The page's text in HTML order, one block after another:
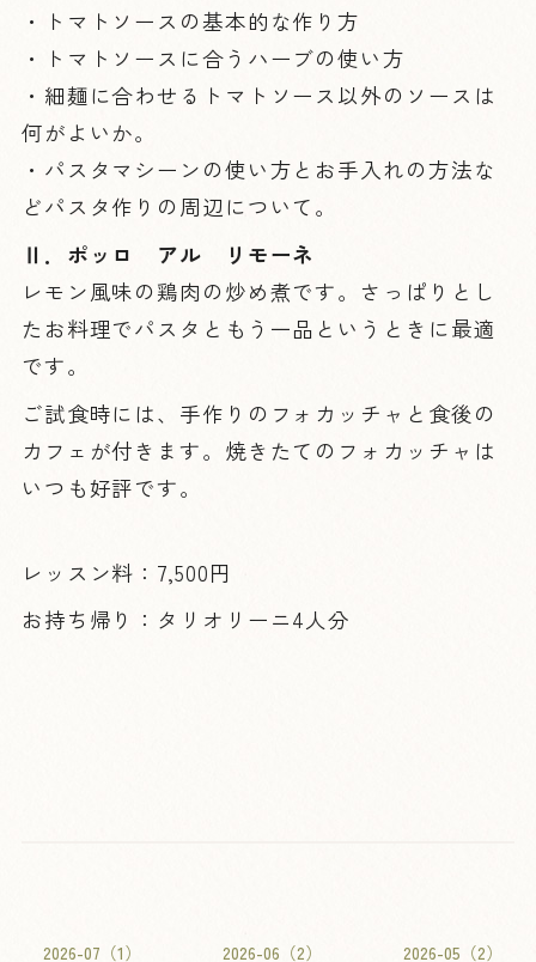
・トマトソースの基本的な作り方
・トマトソースに合うハーブの使い方
・細麺に合わせるトマトソース以外のソースは
何がよいか。
・パスタマシーンの使い方とお手入れの方法な
どパスタ作りの周辺について。
Ⅱ．ポッロ アル リモーネ
レモン風味の鶏肉の炒め煮です。さっぱりとし
たお料理でパスタともう一品というときに最適
です。
ご試食時には、手作りのフォカッチャと食後の
カフェが付きます。焼きたてのフォカッチャは
いつも好評です。
レッスン料：7,500円
お持ち帰り：タリオリーニ4人分
2026-07（1） 2026-06（2） 2026-05（2）